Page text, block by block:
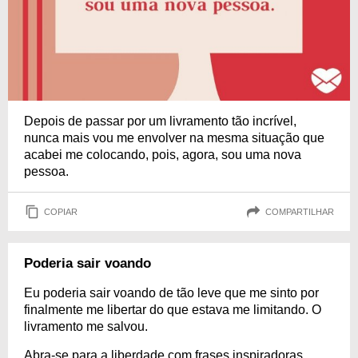
Depois de passar por um livramento tão incrível,
nunca mais vou me envolver na mesma situação que
acabei me colocando, pois, agora, sou uma nova
pessoa.
COPIAR COMPARTILHAR
Poderia sair voando
Eu poderia sair voando de tão leve que me sinto por
finalmente me libertar do que estava me limitando. O
livramento me salvou.
Abra-se para a liberdade com frases inspiradoras